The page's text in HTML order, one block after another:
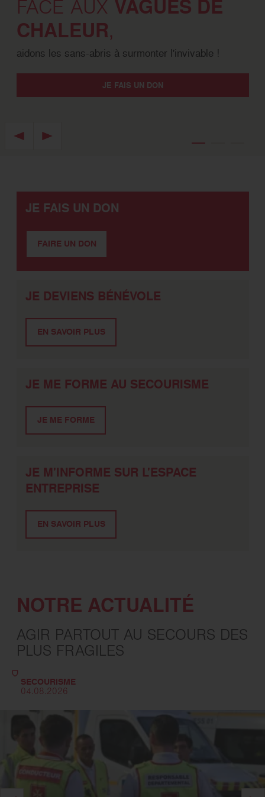
FACE AUX VAGUES DE
CHALEUR,
aidons les sans-abris à surmonter l'invivable !
JE FAIS UN DON
JE FAIS UN DON
FAIRE UN DON
JE DEVIENS BÉNÉVOLE
EN SAVOIR PLUS
JE ME FORME AU SECOURISME
JE ME FORME
JE M'INFORME SUR L'ESPACE
ENTREPRISE
EN SAVOIR PLUS
NOTRE ACTUALITÉ
AGIR PARTOUT AU SECOURS DES
PLUS FRAGILES
SECOURISME
04.08.2026